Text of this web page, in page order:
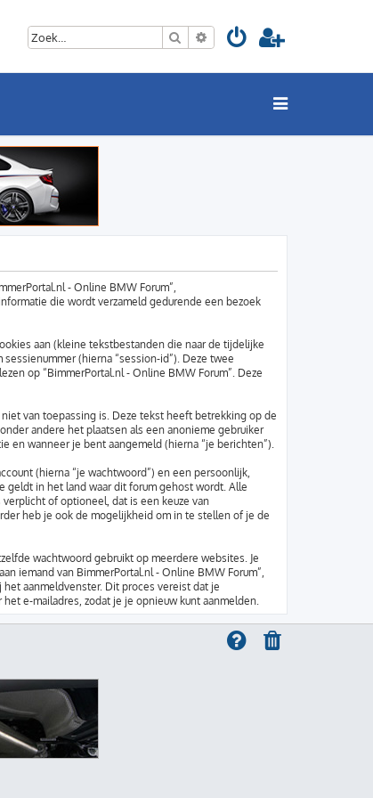
Zoek Uitgebreid zoeken
- Online BMW Forum”,
die wordt verzameld gedurende een bezoek
aan (kleine tekstbestanden die naar de tijdelijke
(hierna “session-id”). Deze twee
op “BimmerPortal.nl - Online BMW Forum”. Deze
van toepassing is. Deze tekst heeft betrekking op de
andere het plaatsen als een anonieme gebruiker
en wanneer je bent aangemeld (hierna “je berichten”).
(hierna “je wachtwoord”) en een persoonlijk,
geldt in het land waar dit forum gehost wordt. Alle
of optioneel, dat is een keuze van
heb je ook de mogelijkheid om in te stellen of je de
wachtwoord gebruikt op meerdere websites. Je
iemand van BimmerPortal.nl - Online BMW Forum”,
aanmeldvenster. Dit proces vereist dat je
e-mailadres, zodat je je opnieuw kunt aanmelden.